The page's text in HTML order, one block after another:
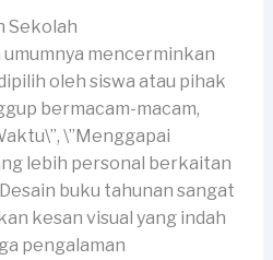
Sekolah
mencerminkan
oleh siswa atau pihak
bermacam-macam,
\”Menggapai
lebih personal berkaitan
buku tahunan sangat
kesan visual yang indah
pengalaman